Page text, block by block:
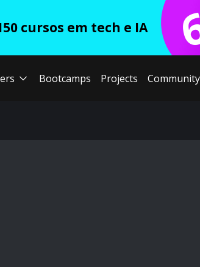
cursos em tech e IA
Bootcamps Projects Community